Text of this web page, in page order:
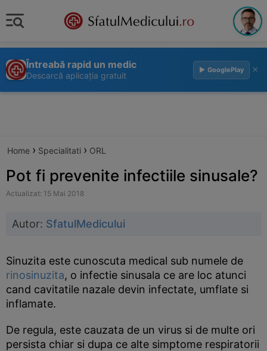
Întreabă rapid un medic
Descarcă aplicația gratuit
▶ GooglePlay ×
Home › Specialitati › ORL
Pot fi prevenite infectiile sinusale?
Actualizat: 15 Mai 2018
Autor: SfatulMedicului
Sinuzita este cunoscuta medical sub numele de
rinosinuzita, o infectie sinusala ce are loc atunci
cand cavitatile nazale devin infectate, umflate si
inflamate.
De regula, este cauzata de un virus si de multe ori
persista chiar si dupa ce alte simptome respiratorii